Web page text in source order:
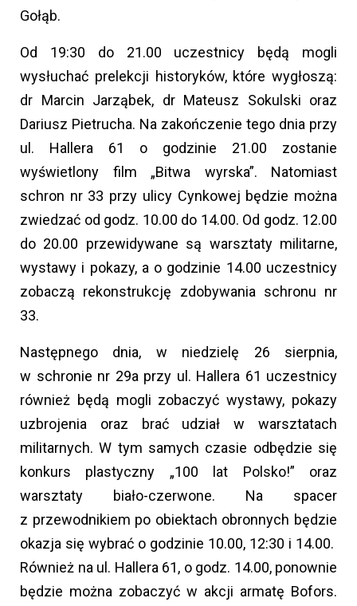
Gołąb.
Od 19:30 do 21.00 uczestnicy będą mogli
wysłuchać prelekcji historyków, które wygłoszą:
dr Marcin Jarząbek, dr Mateusz Sokulski oraz
Dariusz Pietrucha. Na zakończenie tego dnia przy
ul. Hallera 61 o godzinie 21.00 zostanie
wyświetlony film „Bitwa wyrska”. Natomiast
schron nr 33 przy ulicy Cynkowej będzie można
zwiedzać od godz. 10.00 do 14.00. Od godz. 12.00
do 20.00 przewidywane są warsztaty militarne,
wystawy i pokazy, a o godzinie 14.00 uczestnicy
zobaczą rekonstrukcję zdobywania schronu nr
33.
Następnego dnia, w niedzielę 26 sierpnia,
w schronie nr 29a przy ul. Hallera 61 uczestnicy
również będą mogli zobaczyć wystawy, pokazy
uzbrojenia oraz brać udział w warsztatach
militarnych. W tym samych czasie odbędzie się
konkurs plastyczny „100 lat Polsko!” oraz
warsztaty biało-czerwone. Na spacer
z przewodnikiem po obiektach obronnych będzie
okazja się wybrać o godzinie 10.00, 12:30 i 14.00.
Również na ul. Hallera 61, o godz. 14.00, ponownie
będzie można zobaczyć w akcji armatę Bofors.